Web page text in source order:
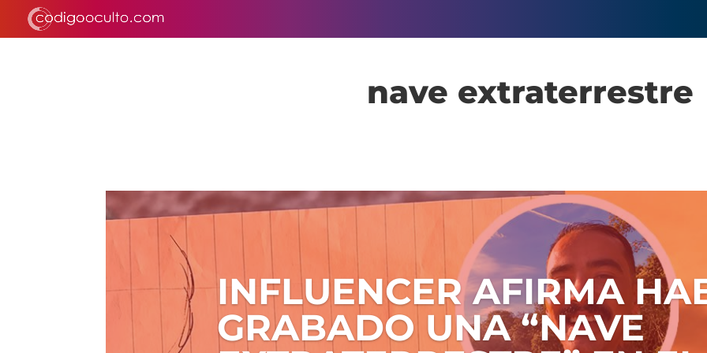
nave extraterrestre
INFLUENCER AFIRMA
GRABADO UNA “NAVE